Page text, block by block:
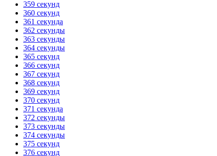
359 секунд
360 секунд
361 секунда
362 секунды
363 секунды
364 секунды
365 секунд
366 секунд
367 секунд
368 секунд
369 секунд
370 секунд
371 секунда
372 секунды
373 секунды
374 секунды
375 секунд
376 секунд